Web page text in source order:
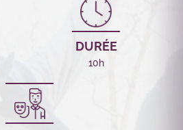
DURÉE
10h